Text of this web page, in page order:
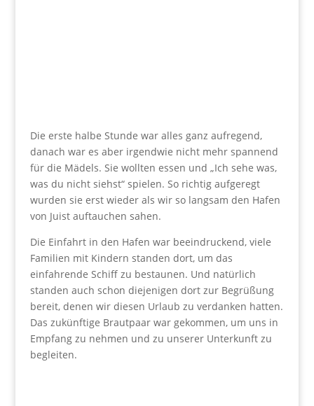
Die erste halbe Stunde war alles ganz aufregend,
danach war es aber irgendwie nicht mehr spannend
für die Mädels. Sie wollten essen und „Ich sehe was,
was du nicht siehst“ spielen. So richtig aufgeregt
wurden sie erst wieder als wir so langsam den Hafen
von Juist auftauchen sahen.
Die Einfahrt in den Hafen war beeindruckend, viele
Familien mit Kindern standen dort, um das
einfahrende Schiff zu bestaunen. Und natürlich
standen auch schon diejenigen dort zur Begrüßung
bereit, denen wir diesen Urlaub zu verdanken hatten.
Das zukünftige Brautpaar war gekommen, um uns in
Empfang zu nehmen und zu unserer Unterkunft zu
begleiten.